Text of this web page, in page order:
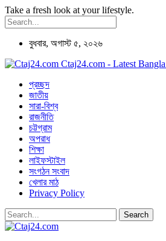
Take a fresh look at your lifestyle.
বুধবার, অগাস্ট ৫, ২০২৬
Ctaj24.com - Latest
প্রচ্ছদ
জাতীয়
সারা-বিশ্ব
রাজনীতি
চট্টগ্রাম
অপরাধ
শিক্ষা
লাইফস্টাইল
সংগঠন সংবাদ
খেলার মাঠ
Privacy Policy